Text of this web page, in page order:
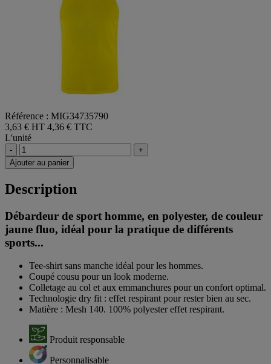
Référence : MIG34735790
3,63 € HT 4,36 € TTC
L'unité
-
+
Ajouter au panier
Description
Débardeur de sport homme, en polyester, de couleur
jaune fluo, idéal pour la pratique de différents
sports...
Tee-shirt sans manche idéal pour les hommes.
Coupé cousu pour un look moderne.
Colletage au col et aux emmanchures pour un confort optimal.
Technologie dry fit : effet respirant pour rester bien au sec.
Matière : Mesh 140. 100% polyester effet respirant.
Produit responsable
Personnalisable